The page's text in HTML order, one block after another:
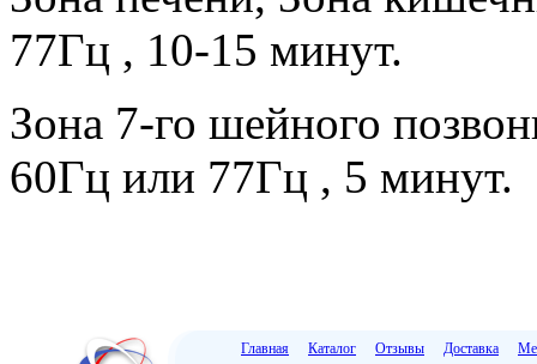
77Гц , 10-15 минут.
Зона 7-го шейного
60Гц или 77Гц , 5 минут.
Главная Каталог Отзывы Доставка